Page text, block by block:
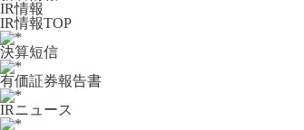
IR情報
IR情報TOP
決算短信
有価証券報告書
IRニュース